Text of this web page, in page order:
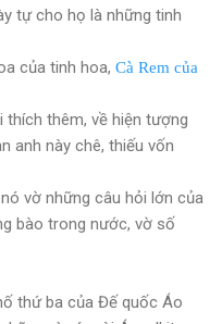
tự cho họ là những tinh
của tinh hoa, Cà Rem của
thích thêm, về hiện tượng
anh này chê, thiếu vốn
vờ những câu hỏi lớn của
bào trong nước, vờ số
thứ ba của Đế quốc Áo